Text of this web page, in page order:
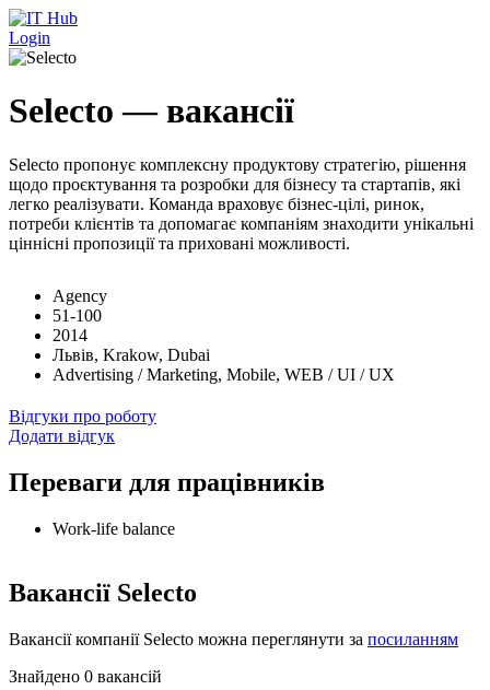
Перейти до основного вмісту
Login
Selecto — вакансії
Selecto пропонує комплексну продуктову стратегію, рішення
щодо проєктування та розробки для бізнесу та стартапів, які
легко реалізувати. Команда враховує бізнес-цілі, ринок,
потреби клієнтів та допомагає компаніям знаходити унікальні
ціннісні пропозиції та приховані можливості.
Agency
51-100
2014
Львів, Krakow, Dubai
Advertising / Marketing, Mobile, WEB / UI / UX
Відгуки про роботу
Додати відгук
Переваги для працівників
Work-life balance
Вакансії Selecto
Вакансії компанії Selecto можна переглянути за посиланням
Знайдено 0 вакансій